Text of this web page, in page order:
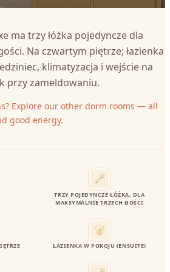
ma trzy łóżka pojedyncze dla
Na czwartym piętrze; łazienka
klimatyzacja i wejście na
przy zameldowaniu.
Explore our other dorm rooms — all
good energy.
TRZY POJEDYNCZE ŁÓŻKA, DLA
MAKSYMALNIE TRZECH GOŚCI
ŁAZIENKA W POKOJU (ENSUITE)